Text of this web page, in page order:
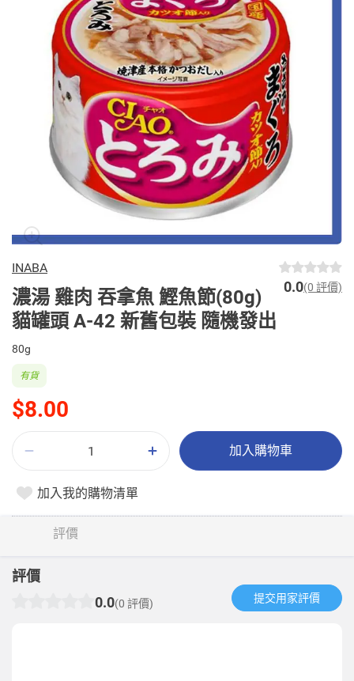
INABA
濃湯 雞肉 吞拿魚 鰹魚節(80g)
貓罐頭 A-42 新舊包裝 隨機發出
0.0(0 評價)
80g
$8.00
有貨
加入購物車
加入我的購物清單
評價
評價
0.0(0 評價) 提交用家評價​